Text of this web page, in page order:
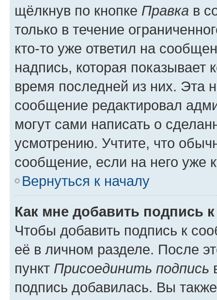
щёлкнув по кнопке Правка в
только в течение
кто-то уже ответил на
надпись, которая показывает
время последней из них. Эта
сообщение редактировал
могут сами написать о
усмотрению. Учтите, что
сообщение, если на него уже
Вернуться к началу
Как мне добавить подпись
Чтобы добавить подпись к
её в личном разделе. После
пункт Присоединить подпись
подпись добавилась. Вы